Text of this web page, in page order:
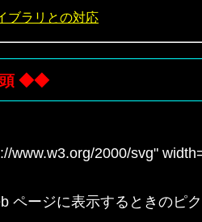
ブラリとの対応
頭 ◆◆
www.w3.org/2000/svg"
ページに表示するときのピ